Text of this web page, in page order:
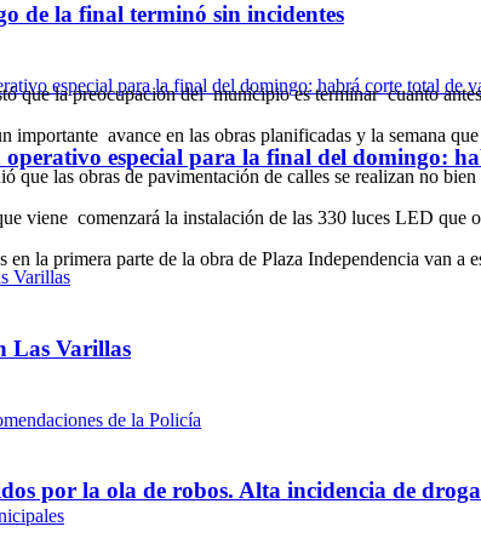
de la final terminó sin incidentes
especial para la final del domingo:
Las Varillas
por la ola de robos. Alta incidencia de
que la preocupación del municipio es terminar cuanto
importante avance en las obras planificadas y la semana
que las obras de pavimentación de calles se realizan no
viene comenzará la instalación de las 330 luces LED que
en la primera parte de la obra de Plaza Independencia van a